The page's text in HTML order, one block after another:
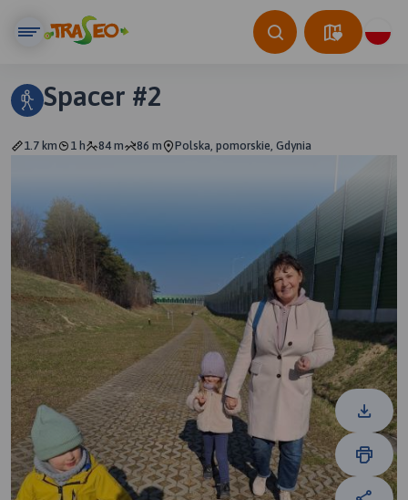
Spacer #2
1.7 km 1 h 84 m 86 m Polska, pomorskie, Gdynia